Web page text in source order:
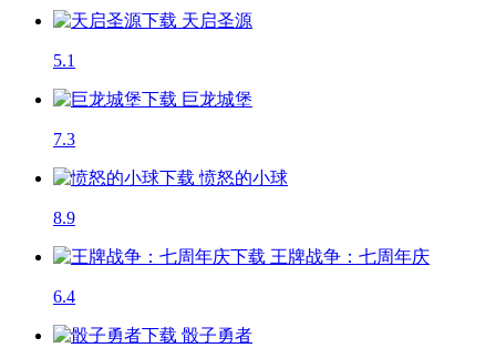
天启圣源
5.1
巨龙城堡
7.3
愤怒的小球
8.9
王牌战争：七周年庆
6.4
骰子勇者